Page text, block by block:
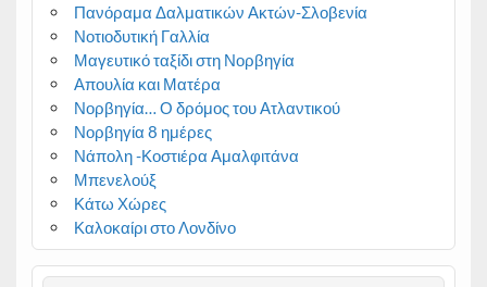
Πανόραμα Δαλματικών Ακτών-Σλοβενία
Νοτιοδυτική Γαλλία
Μαγευτικό ταξίδι στη Νορβηγία
Απουλία και Ματέρα
Νορβηγία… Ο δρόμος του Ατλαντικού
Νορβηγία 8 ημέρες
Νάπολη -Κοστιέρα Αμαλφιτάνα
Μπενελούξ
Κάτω Χώρες
Καλοκαίρι στο Λονδίνο